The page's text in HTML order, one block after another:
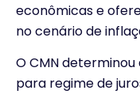
econômicas e
no cenário de
O CMN
para regime de